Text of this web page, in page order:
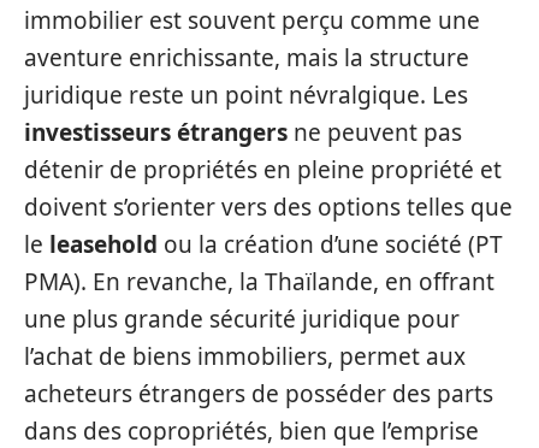
immobilier est souvent perçu comme une
aventure enrichissante, mais la structure
juridique reste un point névralgique. Les
investisseurs étrangers ne peuvent pas
détenir de propriétés en pleine propriété et
doivent s’orienter vers des options telles que
le leasehold ou la création d’une société (PT
PMA). En revanche, la Thaïlande, en offrant
une plus grande sécurité juridique pour
l’achat de biens immobiliers, permet aux
acheteurs étrangers de posséder des parts
dans des copropriétés, bien que l’emprise